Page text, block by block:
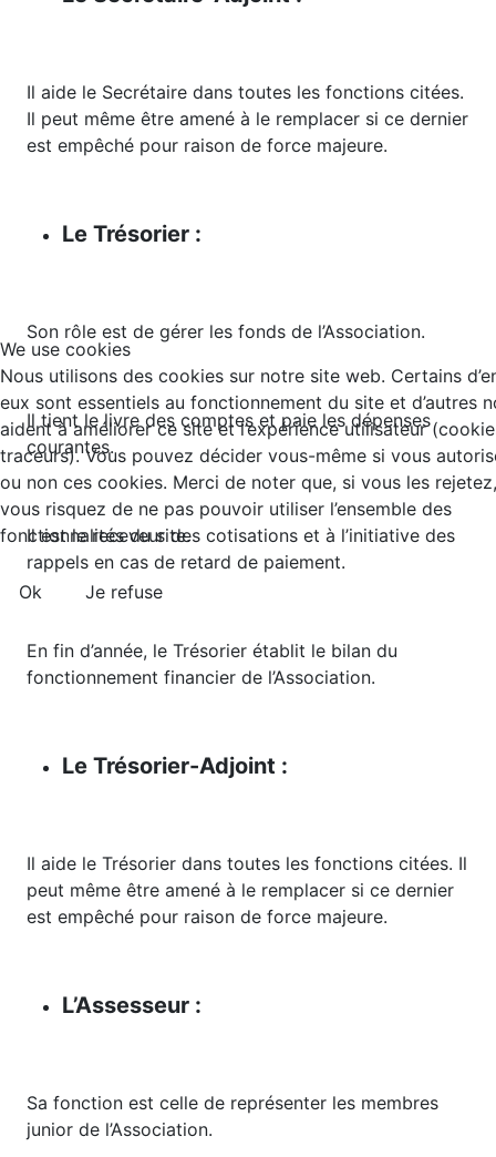
Il aide le Secrétaire dans toutes les fonctions citées.
Il peut même être amené à le remplacer si ce dernier
est empêché pour raison de force majeure.
Le Trésorier :
Son rôle est de gérer les fonds de l’Association.
Il tient le livre des comptes et paie les dépenses
courantes.
Il est le receveur des cotisations et à l’initiative des
rappels en cas de retard de paiement.
En fin d’année, le Trésorier établit le bilan du
fonctionnement financier de l’Association.
Le Trésorier-Adjoint :
Il aide le Trésorier dans toutes les fonctions citées. Il
peut même être amené à le remplacer si ce dernier
est empêché pour raison de force majeure.
L’Assesseur :
Sa fonction est celle de représenter les membres
junior de l’Association.
We use cookies
Nous utilisons des cookies sur notre site web. Certains
eux sont essentiels au fonctionnement du site et d’autres
aident à améliorer ce site et l’expérience utilisateur
traceurs). Vous pouvez décider vous-même si vous
ou non ces cookies. Merci de noter que, si vous les rejetez,
vous risquez de ne pas pouvoir utiliser l’ensemble des
fonctionnalités du site.
Ok Je refuse